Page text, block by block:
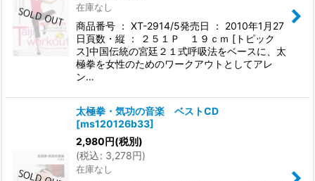
在庫なし
商品番号 ： XT-2914/5発売日 ： 2010年1月27
日頁数・縦 ： ２５１Ｐ １９ｃｍ [トピック
ス]中国伝統の宮廷２１式呼吸法をベースに、太
極拳を女性のためのワークアウトとしてアレ
ン…
太極拳・気功の音楽 ベストCD
[ms120126b33]
2,980円(税別)
(税込: 3,278円)
在庫なし